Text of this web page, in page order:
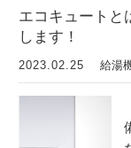
エコキュートと
します！
2023.02.25 給湯